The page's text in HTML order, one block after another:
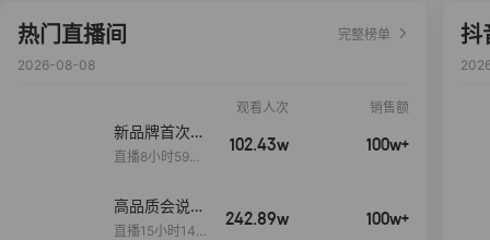
热门直播间
完整榜单
2026-08-08
观看人次 销售额
新品牌首次大
上新
直播8小时59分
102.43w 100w+
高品质会说
话….
直播15小时14
242.89w 100w+
抖